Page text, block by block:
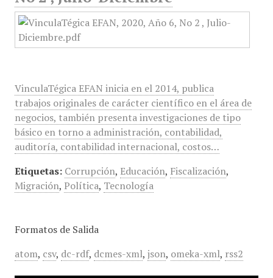
VinculaTégica EFAN inicia en el 2014, publica
trabajos originales de carácter científico en el área de
negocios, también presenta investigaciones de tipo
básico en torno a administración, contabilidad,
auditoría, contabilidad internacional, costos…
Etiquetas: Corrupción, Educación, Fiscalización,
Migración, Política, Tecnología
Formatos de Salida
atom, csv, dc-rdf, dcmes-xml, json, omeka-xml, rss2